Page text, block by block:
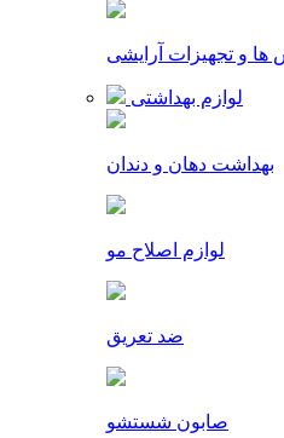
ها و تجهیزات آرایشی
لوازم بهداشتی
بهداشت دهان و دندان
لوازم اصلاح مو
ضد تعریق
صابون شستشو